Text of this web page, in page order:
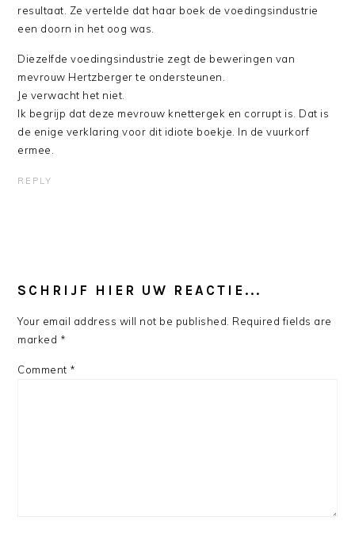
resultaat. Ze vertelde dat haar boek de voedingsindustrie
een doorn in het oog was.
Diezelfde voedingsindustrie zegt de beweringen van
mevrouw Hertzberger te ondersteunen.
Je verwacht het niet.
Ik begrijp dat deze mevrouw knettergek en corrupt is. Dat is
de enige verklaring voor dit idiote boekje. In de vuurkorf
ermee.
REPLY
SCHRIJF HIER UW REACTIE...
Your email address will not be published. Required fields are
marked *
Comment *